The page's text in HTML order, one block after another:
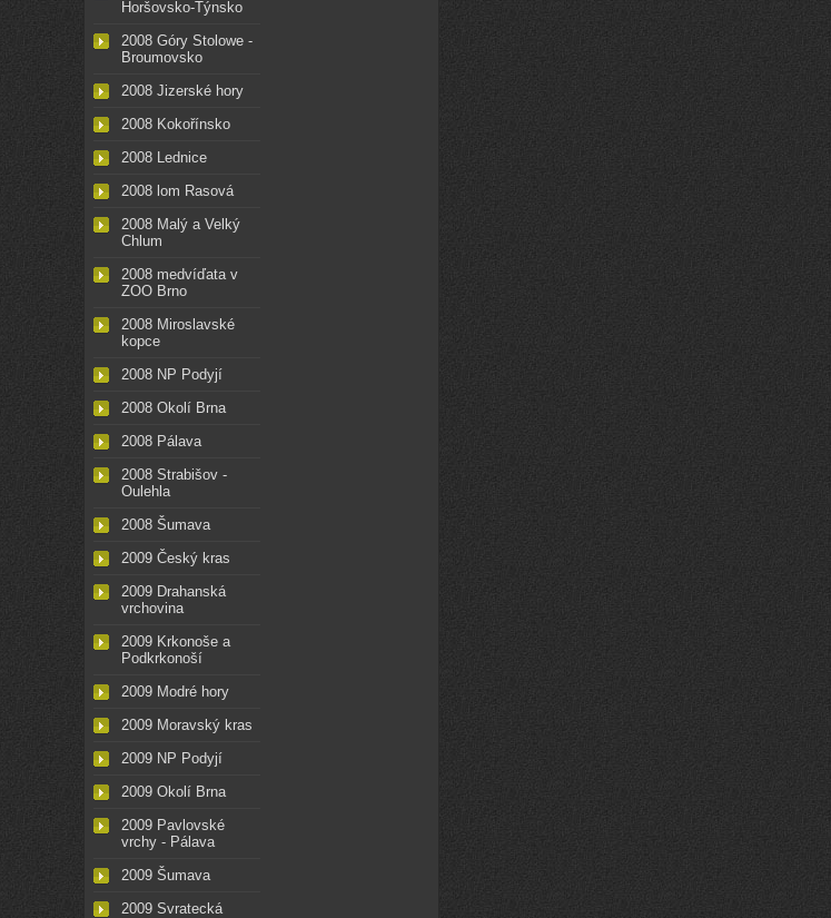
Horšovsko-Týnsko
2008 Góry Stolowe -
Broumovsko
2008 Jizerské hory
2008 Kokořínsko
2008 Lednice
2008 lom Rasová
2008 Malý a Velký
Chlum
2008 medvíďata v
ZOO Brno
2008 Miroslavské
kopce
2008 NP Podyjí
2008 Okolí Brna
2008 Pálava
2008 Strabišov -
Oulehla
2008 Šumava
2009 Český kras
2009 Drahanská
vrchovina
2009 Krkonoše a
Podkrkonoší
2009 Modré hory
2009 Moravský kras
2009 NP Podyjí
2009 Okolí Brna
2009 Pavlovské
vrchy - Pálava
2009 Šumava
2009 Svratecká